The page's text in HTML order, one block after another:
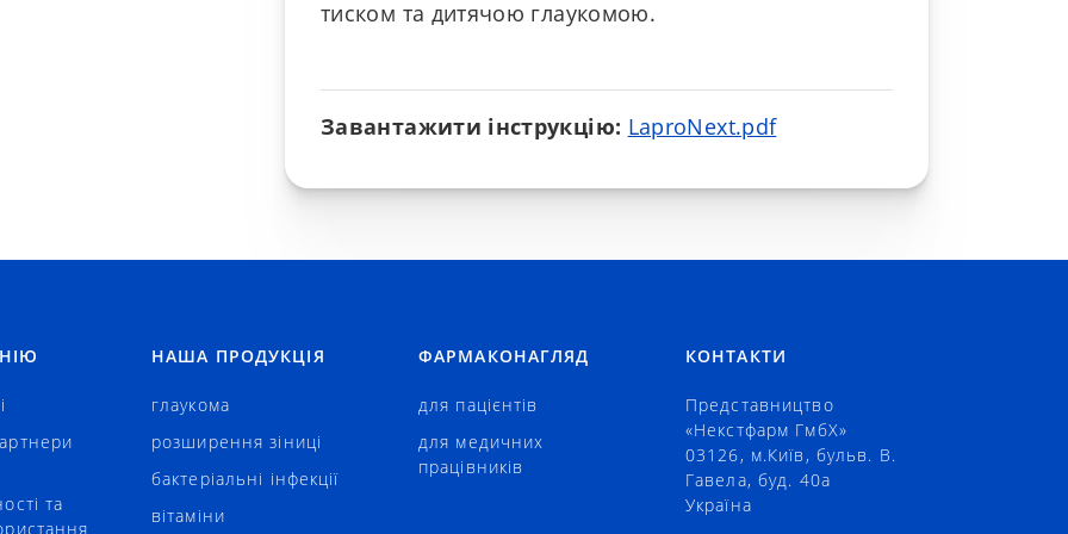
тиском та дитячою глаукомою.
Завантажити інструкцію: LaproNext.pdf
та
НАША ПРОДУКЦІЯ
глаукома
розширення зіниці
бактеріальні інфекції
вітаміни
ФАРМАКОНАГЛЯД
для пацієнтів
для медичних
працівників
КОНТАКТИ
Представництво
«Некстфарм ГмбХ»
03126, м.Київ, бульв. В.
Гавела, буд. 40а
Україна